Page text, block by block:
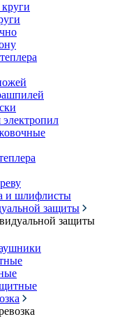
и шлифлисты
защиты
защиты